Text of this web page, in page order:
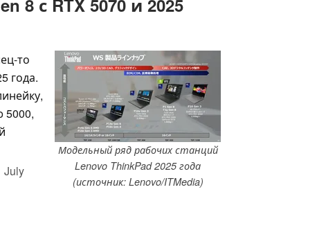
Модельный ряд рабочих станций
Lenovo ThinkPad 2025 года
(источник: Lenovo/ITMedia)
то
года.
5000,
July